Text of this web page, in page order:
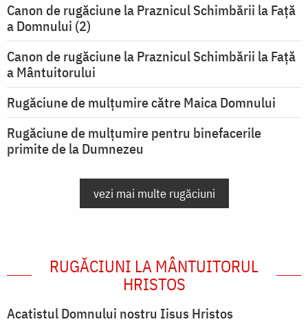
Canon de rugăciune la Praznicul Schimbării la Faţă
a Domnului (2)
Canon de rugăciune la Praznicul Schimbării la Față
a Mântuitorului
Rugăciune de mulţumire către Maica Domnului
Rugăciune de mulțumire pentru binefacerile
primite de la Dumnezeu
vezi mai multe rugăciuni
RUGĂCIUNI LA MÂNTUITORUL
HRISTOS
Acatistul Domnului nostru Iisus Hristos